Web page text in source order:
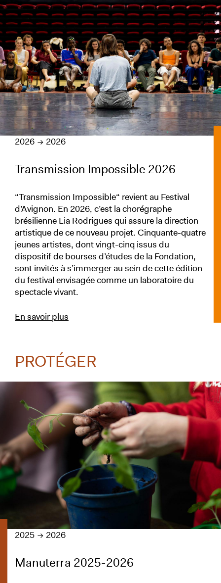
2026 2026
Transmission Impossible 2026
“Transmission Impossible“ revient au Festival
d’Avignon. En 2026, c’est la chorégraphe
brésilienne Lia Rodrigues qui assure la direction
artistique de ce nouveau projet. Cinquante-quatre
jeunes artistes, dont vingt-cinq issus du
dispositif de bourses d’études de la Fondation,
sont invités à s’immerger au sein de cette édition
du festival envisagée comme un laboratoire du
spectacle vivant.
En savoir plus
PROTÉGER
2025 2026
Manuterra 2025-2026